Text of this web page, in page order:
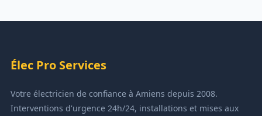
Élec Pro Services
Votre électricien de confiance à Amiens depuis 2008.
Interventions d'urgence 24h/24, installations et mises aux